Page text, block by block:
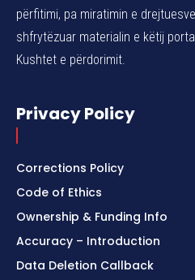
përfitimi, pa miratimin e
shfrytëzuar materialin e këtij
Kushtet e përdorimit.
Privacy Policy
Corrections Policy
Code of Ethics
Ownership & Funding Info
Accuracy – Introduction
Data Deletion Callback